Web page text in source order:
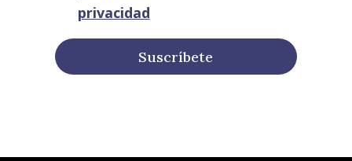
privacidad
Suscríbete